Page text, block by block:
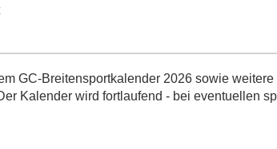
GC-Breitensportkalender 2026 sowie
Kalender wird fortlaufend - bei eventuellen